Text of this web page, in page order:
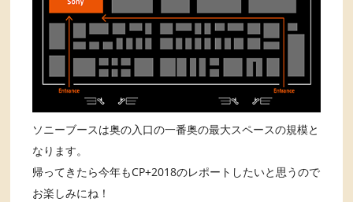
ソニーブースは奥の入口の一番奥の最大スペースの規模と
なります。
帰ってきたら今年もCP+2018のレポートしたいと思うので
お楽しみにね！